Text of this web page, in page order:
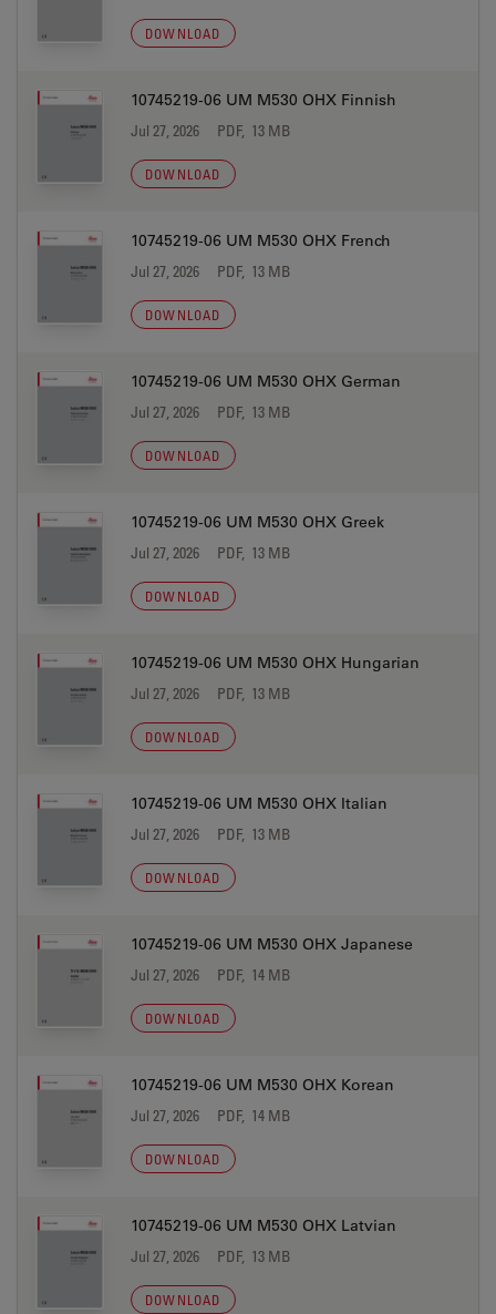
DOWNLOAD
10745219-06 UM M530 OHX Finnish
Jul 27, 2026 PDF, 13 MB
DOWNLOAD
10745219-06 UM M530 OHX French
Jul 27, 2026 PDF, 13 MB
DOWNLOAD
10745219-06 UM M530 OHX German
Jul 27, 2026 PDF, 13 MB
DOWNLOAD
10745219-06 UM M530 OHX Greek
Jul 27, 2026 PDF, 13 MB
DOWNLOAD
10745219-06 UM M530 OHX Hungarian
Jul 27, 2026 PDF, 13 MB
DOWNLOAD
10745219-06 UM M530 OHX Italian
Jul 27, 2026 PDF, 13 MB
DOWNLOAD
10745219-06 UM M530 OHX Japanese
Jul 27, 2026 PDF, 14 MB
DOWNLOAD
10745219-06 UM M530 OHX Korean
Jul 27, 2026 PDF, 14 MB
DOWNLOAD
10745219-06 UM M530 OHX Latvian
Jul 27, 2026 PDF, 13 MB
DOWNLOAD